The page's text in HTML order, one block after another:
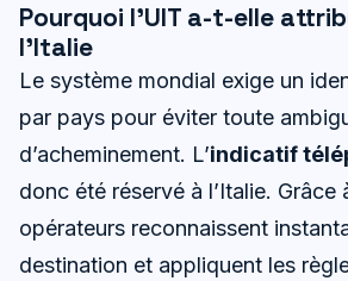
Pourquoi l’UIT a-t-elle
l’Italie
Le système mondial exige un
par pays pour éviter toute
d’acheminement. L’indicatif
donc été réservé à l’Italie. Grâce
opérateurs reconnaissent
destination et appliquent les